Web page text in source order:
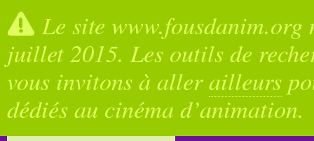
Le site
juillet 2015. Les outils de
vous invitons à allerailleurs
dédiés au cinéma d’animation.